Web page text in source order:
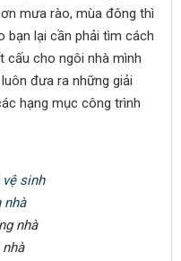
mưa rào, mùa đông thì
bạn lại cần phải tìm cách
cấu cho ngôi nhà mình
đưa ra những giải
hạng mục công trình
sinh
nhà
nhà